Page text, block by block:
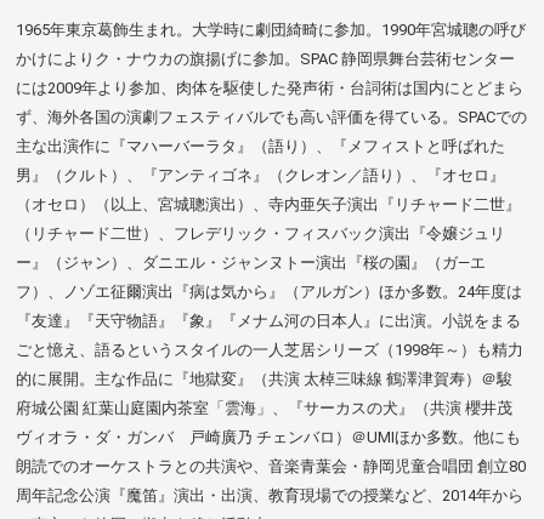
1965年東京葛飾生まれ。大学時に劇団綺畸に参加。1990年宮城聰の呼び
かけによりク・ナウカの旗揚げに参加。SPAC 静岡県舞台芸術センター
には2009年より参加、肉体を駆使した発声術・台詞術は国内にとどまら
ず、海外各国の演劇フェスティバルでも高い評価を得ている。SPACでの
主な出演作に『マハーバーラタ』（語り）、『メフィストと呼ばれた
男』（クルト）、『アンティゴネ』（クレオン／語り）、『オセロ』
（オセロ）（以上、宮城聰演出）、寺内亜矢子演出『リチャード二世』
（リチャード二世）、フレデリック・フィスバック演出『令嬢ジュリ
ー』（ジャン）、ダニエル・ジャンヌトー演出『桜の園』（ガ―エ
フ）、ノゾエ征爾演出『病は気から』（アルガン）ほか多数。24年度は
『友達』『天守物語』『象』『メナム河の日本人』に出演。小説をまる
ごと憶え、語るというスタイルの一人芝居シリーズ（1998年～）も精力
的に展開。主な作品に『地獄変』（共演 太棹三味線 鶴澤津賀寿）＠駿
府城公園 紅葉山庭園内茶室「雲海」、『サーカスの犬』（共演 櫻井茂
ヴィオラ・ダ・ガンバ 戸崎廣乃 チェンバロ）＠UMIほか多数。他にも
朗読でのオーケストラとの共演や、音楽青葉会・静岡児童合唱団 創立80
周年記念公演『魔笛』演出・出演、教育現場での授業など、2014年から